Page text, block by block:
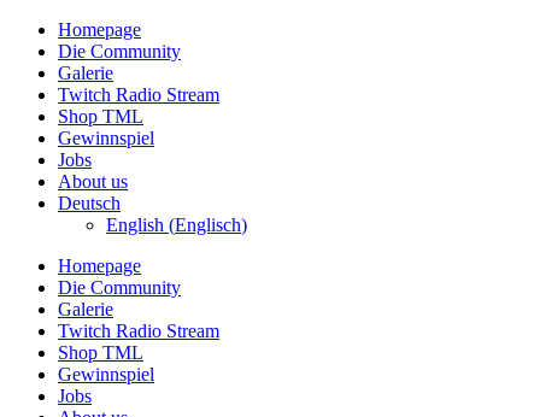
Zum
Inhalt
wechseln
Homepage
Die Community
Galerie
Twitch Radio Stream
Shop TML
Gewinnspiel
Jobs
About us
Deutsch
English (Englisch)
Homepage
Die Community
Galerie
Twitch Radio Stream
Shop TML
Gewinnspiel
Jobs